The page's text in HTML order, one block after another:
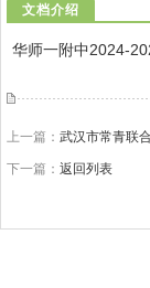
文档介绍
华师一附中2024-
上一篇： 武汉市常青联
下一篇： 返回列表